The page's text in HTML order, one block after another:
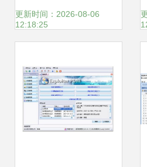
还是用友
更新时间：2026-08-06
12:18:25